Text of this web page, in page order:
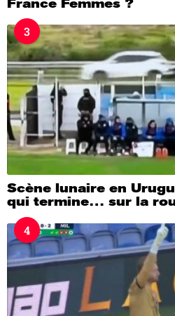
France Femmes ?
3
Scène lunaire en
qui termine… sur la
4